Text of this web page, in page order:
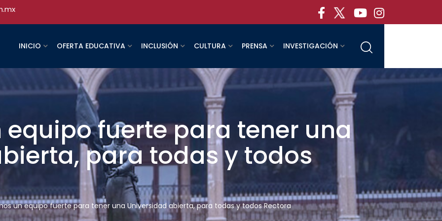
INICIO OFERTA EDUCATIVA INCLUSIÓN CULTURA PRENSA INVESTIGACIÓN
equipo fuerte para tener una
para todas y todos
un equipo fuerte para tener una Universidad abierta, para todas y todos Rectora